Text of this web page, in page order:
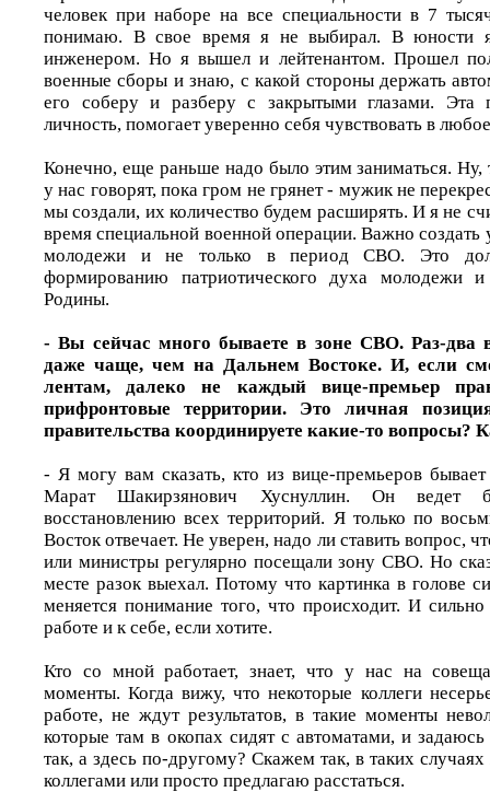
человек при наборе на все специальности в 7
понимаю. В свое время я не выбирал. В юности
инженером. Но я вышел и лейтенантом. Прошел
военные сборы и знаю, с какой стороны держать
его соберу и разберу с закрытыми глазами. Эта
личность, помогает уверенно себя чувствовать в
Конечно, еще раньше надо было этим заниматься. Ну,
у нас говорят, пока гром не грянет - мужик не
мы создали, их количество будем расширять. И я не
время специальной военной операции. Важно создать
молодежи и не только в период СВО. Это
формированию патриотического духа молодежи
Родины.
- Вы сейчас много бываете в зоне СВО. Раз-два
даже чаще, чем на Дальнем Востоке. И, если
лентам, далеко не каждый вице-премьер
прифронтовые территории. Это личная
правительства координируете какие-то вопросы?
- Я могу вам сказать, кто из вице-премьеров
Марат Шакирзянович Хуснуллин. Он ведет
восстановлению всех территорий. Я только по
Восток отвечает. Не уверен, надо ли ставить вопрос,
или министры регулярно посещали зону СВО. Но
месте разок выехал. Потому что картинка в голове
меняется понимание того, что происходит. И
работе и к себе, если хотите.
Кто со мной работает, знает, что у нас на
моменты. Когда вижу, что некоторые коллеги
работе, не ждут результатов, в такие моменты
которые там в окопах сидят с автоматами, и
так, а здесь по-другому? Скажем так, в таких
коллегами или просто предлагаю расстаться.